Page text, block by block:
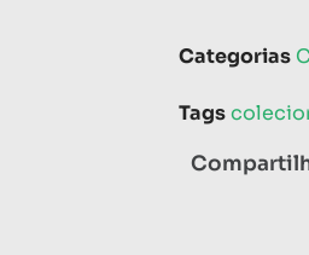
Categorias
Tags